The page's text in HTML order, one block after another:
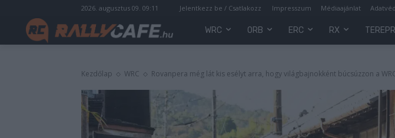
2026. augusztus 09. 09:11 Jelentkezz be / Csatlakozz Impresszum Médiaajánlat
WRC ORB ERC RX
Kezdőlap WRC Rovanpera még lát kis esélyt arra, hogy világbajnokként búcsúzzon a